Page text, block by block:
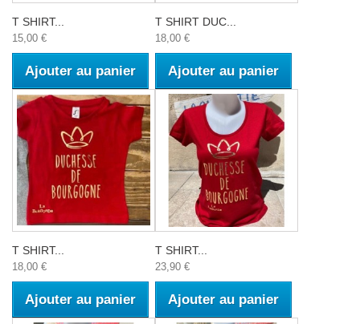
T SHIRT...
15,00 €
Ajouter au panier
T SHIRT DUC...
18,00 €
Ajouter au panier
T SHIRT...
18,00 €
Ajouter au panier
T SHIRT...
23,90 €
Ajouter au panier